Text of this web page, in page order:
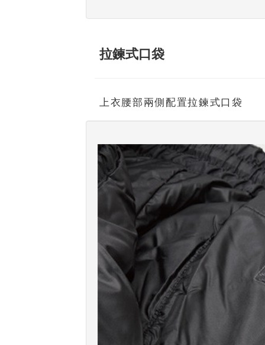
拉鍊式口袋
上衣腰部兩側配置拉鍊式口袋